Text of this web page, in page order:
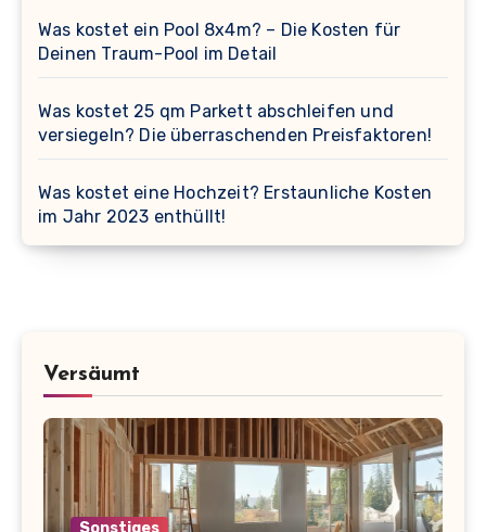
Was kostet ein Pool 8x4m? – Die Kosten für
Deinen Traum-Pool im Detail
Was kostet 25 qm Parkett abschleifen und
versiegeln? Die überraschenden Preisfaktoren!
Was kostet eine Hochzeit? Erstaunliche Kosten
im Jahr 2023 enthüllt!
Versäumt
Sonstiges